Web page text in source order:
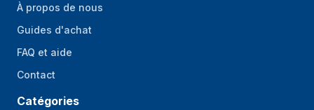
À propos de nous
Guides d'achat
FAQ et aide
Contact
Catégories